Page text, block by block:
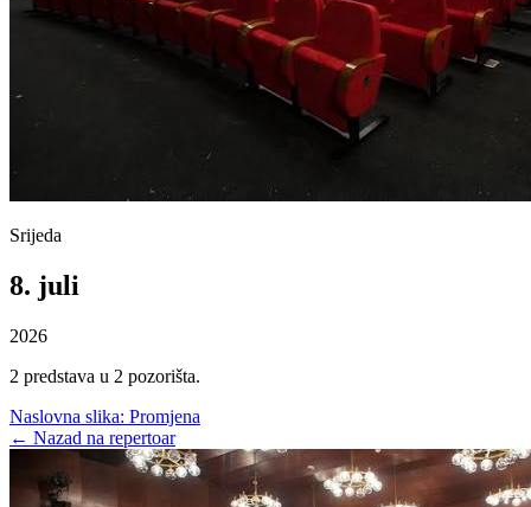
Srijeda
8. juli
2026
2 predstava u 2 pozorišta.
Naslovna slika: Promjena
← Nazad na repertoar